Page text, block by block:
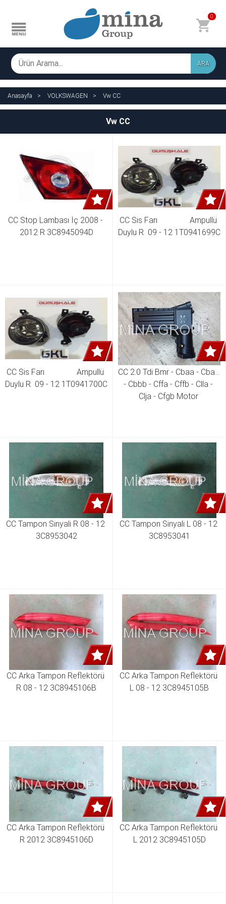
0
ARA
Anasayfa VOLKSWAGEN Vw CC
Vw CC
CC Stop Lambası İç 2008 -
2012 R 3C8945094D
CC Sis Farı                Ampullü
Duylu R  09 - 12 1T0941699C
CC Sis Farı                Ampullü
Duylu R  09 - 12 1T0941700C
CC 2.0 Tdi Bmr - Cbaa - Cbab
- Cbbb - Cffa - Cffb - Clla -
Clja - Cfgb Motor
CC Tampon Sinyali R 08 - 12
3C8953042
CC Tampon Sinyali L 08 - 12
3C8953041
CC Arka Tampon Reflektörü
R 08 - 12 3C8945106B
CC Arka Tampon Reflektörü
L 08 - 12 3C8945105B
CC Arka Tampon Reflektörü
R 2012 3C8945106D
CC Arka Tampon Reflektörü
L 2012 3C8945105D